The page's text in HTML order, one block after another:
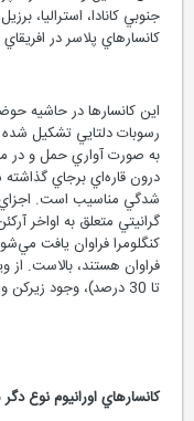
جنوبي کانادا، استراليا،
کانسارهاي پلاسر در افريقاي
اين کانسارها در حاشيه
رسوبات دلتايي تشکيل شده
به صورت آواري حمل و در
درون قاره‌اي برجاي گذاشته
شدگي مناسيب است. اجزاي
گرانيتي متعلق به اواخر
کنگلومرا فراوان يافت مي‌شود
کانسارهاي اورانيوم نوع دگر